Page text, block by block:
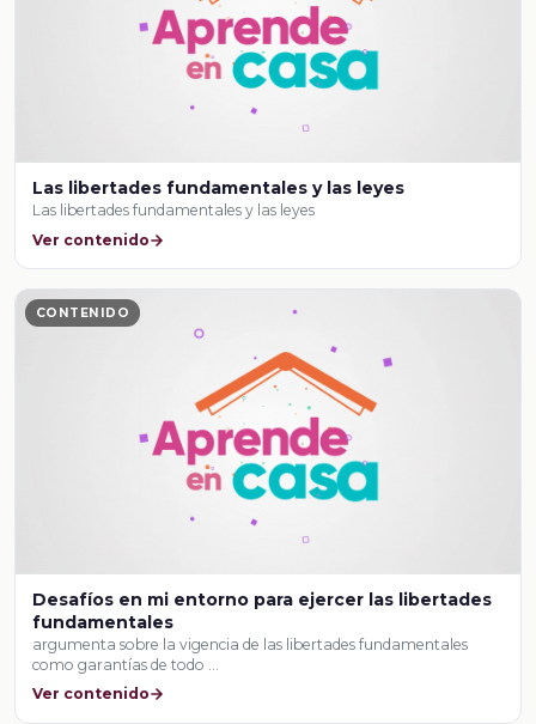
Las libertades fundamentales y las leyes
Las libertades fundamentales y las leyes
Ver contenido
CONTENIDO
Desafíos en mi entorno para ejercer las libertades
fundamentales
argumenta sobre la vigencia de las libertades fundamentales
como garantías de todo …
Ver contenido